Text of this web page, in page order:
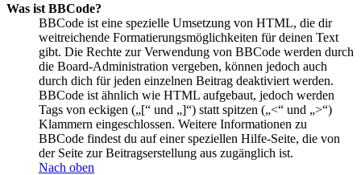
Was ist BBCode?
BBCode ist eine spezielle Umsetzung von HTML, die dir
weitreichende Formatierungsmöglichkeiten für deinen Text
gibt. Die Rechte zur Verwendung von BBCode werden durch
die Board-Administration vergeben, können jedoch auch
durch dich für jeden einzelnen Beitrag deaktiviert werden.
BBCode ist ähnlich wie HTML aufgebaut, jedoch werden
Tags von eckigen („[“ und „]“) statt spitzen („<“ und „>“)
Klammern eingeschlossen. Weitere Informationen zu
BBCode findest du auf einer speziellen Hilfe-Seite, die von
der Seite zur Beitragserstellung aus zugänglich ist.
Nach oben